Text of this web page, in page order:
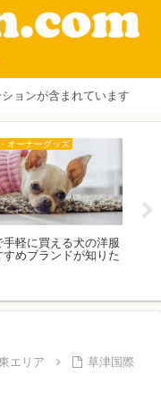
ョンが含まれています
ア
の愛犬ポメラニアンの
＆けんといく安曇野の
な旅！ 安曇野わんわ
エリア
草津国際